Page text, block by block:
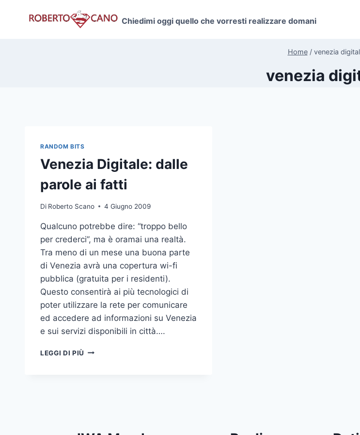
Chiedimi oggi quello che vorresti realizzare domani
Home / venezia
venezia
RANDOM BITS
Venezia Digitale: dalle
parole ai fatti
Di Roberto Scano 4 Giugno 2009
Qualcuno potrebbe dire: “troppo bello
per crederci”, ma è oramai una realtà.
Tra meno di un mese una buona parte
di Venezia avrà una copertura wi-fi
pubblica (gratuita per i residenti).
Questo consentirà ai più tecnologici di
poter utilizzare la rete per comunicare
ed accedere ad informazioni su Venezia
e sui servizi disponibili in città….
LEGGI DI PIÙ VENEZIA